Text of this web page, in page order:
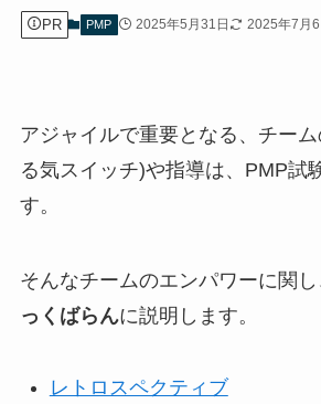
PR PMP 2025年5月31日 2025年7月6
アジャイルで重要となる、チー
る気スイッチ)や指導は、PMP試
す。
そんなチームのエンパワーに関
っくばらんに説明します。
レトロスペクティブ